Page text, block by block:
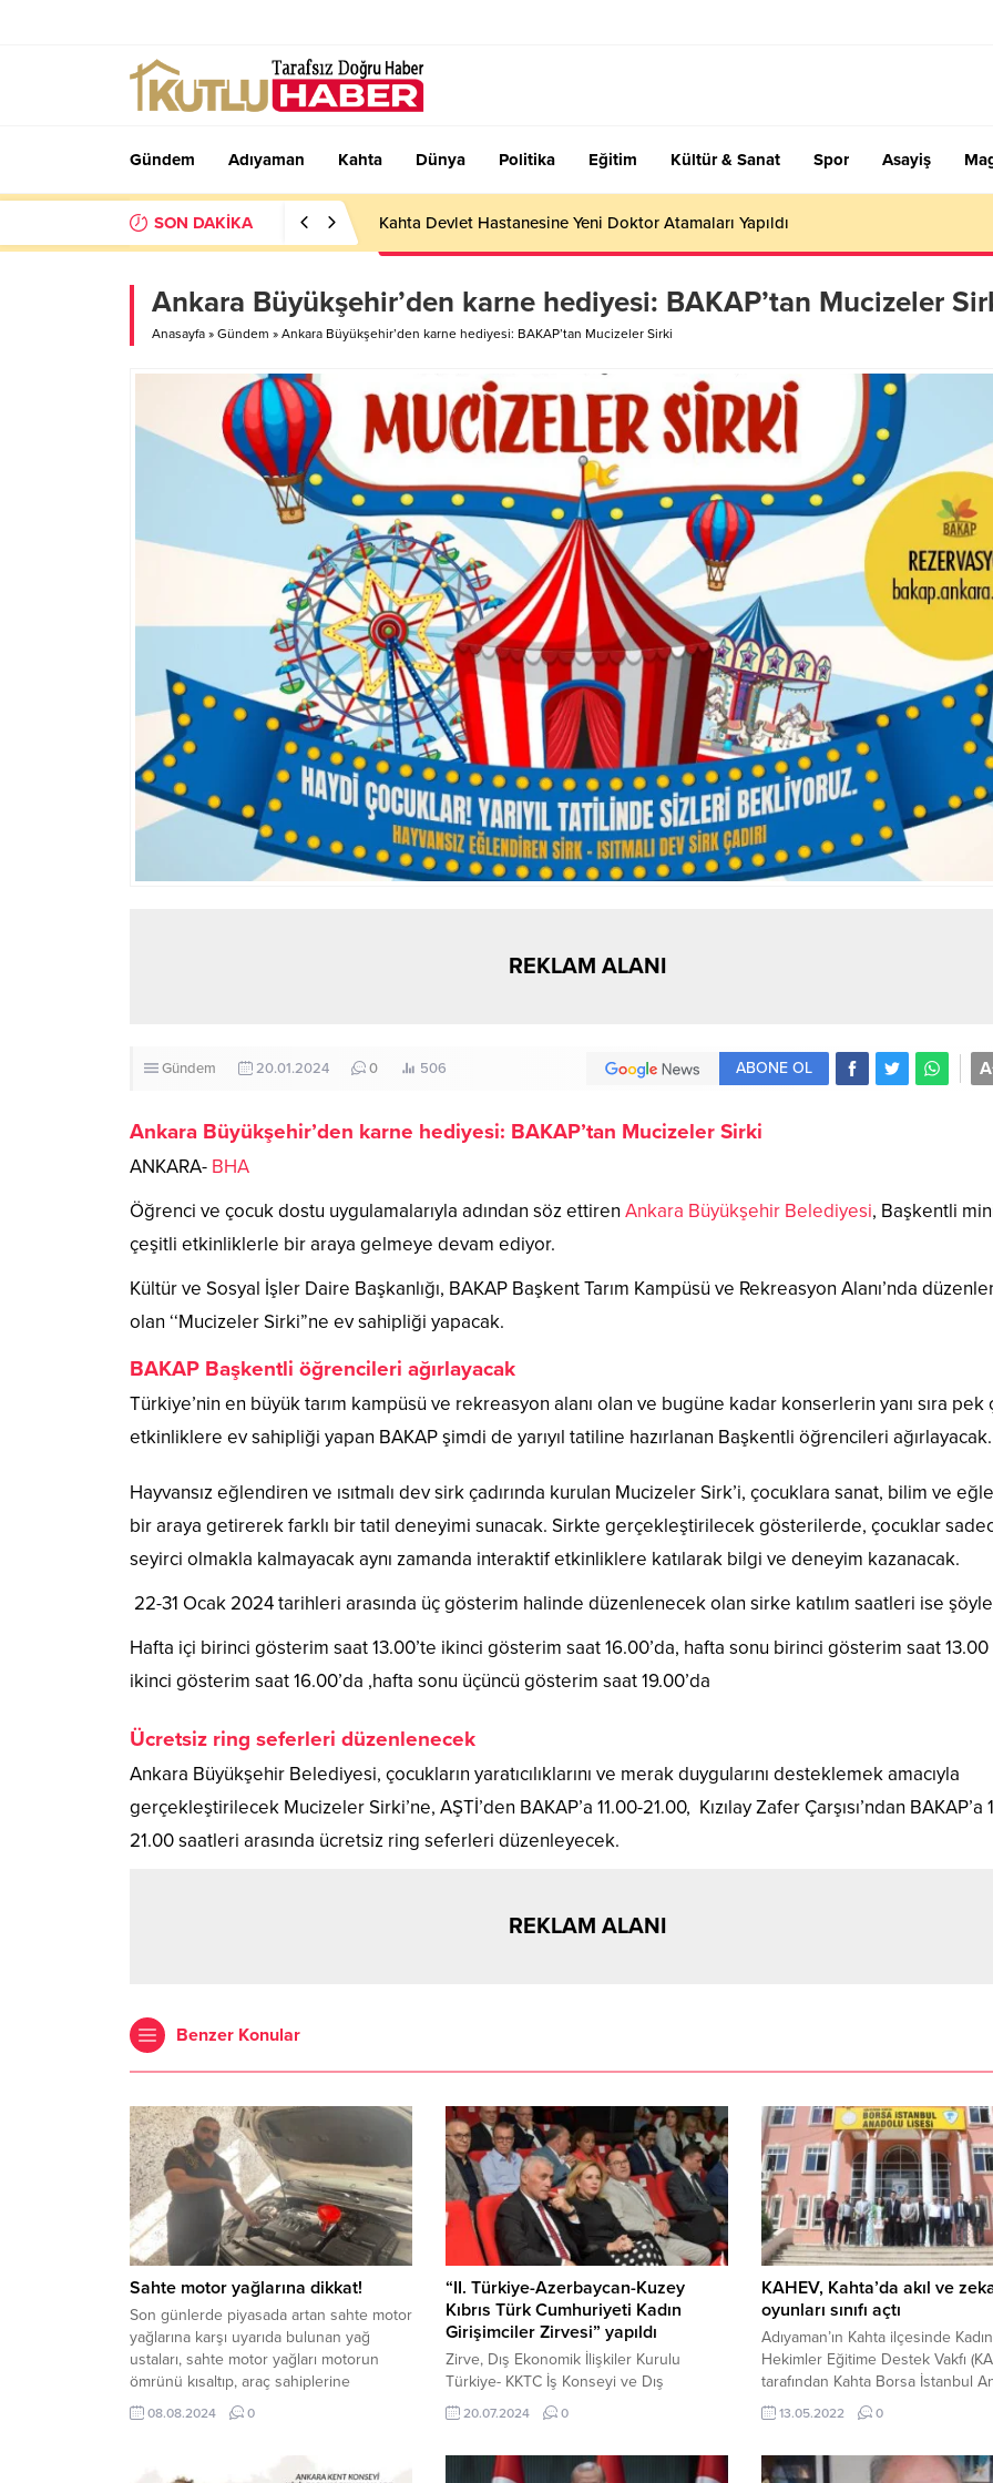
Gündem Adıyaman Kahta Dünya Politika Eğitim Kültür & Sanat Spor Asayiş
SON DAKİKA Kahta Devlet Hastanesine Yeni Doktor Atamaları Yapıldı
Ankara Büyükşehir’den karne hediyesi: BAKAP’tan Mucizeler
Anasayfa » Gündem » Ankara Büyükşehir’den karne hediyesi: BAKAP’tan Mucizeler Sirki
REKLAM ALANI
Gündem 20.01.2024 0 506 A
ABONE OL
Ankara Büyükşehir’den karne hediyesi: BAKAP’tan Mucizeler Sirki
ANKARA- BHA
Öğrenci ve çocuk dostu uygulamalarıyla adından söz ettiren Ankara Büyükşehir Belediyesi, Başkentli
çeşitli etkinliklerle bir araya gelmeye devam ediyor.
Kültür ve Sosyal İşler Daire Başkanlığı, BAKAP Başkent Tarım Kampüsü ve Rekreasyon Alanı’nda
olan ‘‘Mucizeler Sirki”ne ev sahipliği yapacak.
BAKAP Başkentli öğrencileri ağırlayacak
Türkiye’nin en büyük tarım kampüsü ve rekreasyon alanı olan ve bugüne kadar konserlerin yanı sıra pek
etkinliklere ev sahipliği yapan BAKAP şimdi de yarıyıl tatiline hazırlanan Başkentli öğrencileri ağırlayacak.
Hayvansız eğlendiren ve ısıtmalı dev sirk çadırında kurulan Mucizeler Sirk’i, çocuklara sanat, bilim ve
bir araya getirerek farklı bir tatil deneyimi sunacak. Sirkte gerçekleştirilecek gösterilerde, çocuklar
seyirci olmakla kalmayacak aynı zamanda interaktif etkinliklere katılarak bilgi ve deneyim kazanacak.
22-31 Ocak 2024 tarihleri arasında üç gösterim halinde düzenlenecek olan sirke katılım saatleri ise
Hafta içi birinci gösterim saat 13.00’te ikinci gösterim saat 16.00’da, hafta sonu birinci gösterim saat 13.00
ikinci gösterim saat 16.00’da ,hafta sonu üçüncü gösterim saat 19.00’da
Ücretsiz ring seferleri düzenlenecek
Ankara Büyükşehir Belediyesi, çocukların yaratıcılıklarını ve merak duygularını desteklemek amacıyla
gerçekleştirilecek Mucizeler Sirki’ne, AŞTİ’den BAKAP’a 11.00-21.00, Kızılay Zafer Çarşısı’ndan BAKAP’a
21.00 saatleri arasında ücretsiz ring seferleri düzenleyecek.
REKLAM ALANI
Benzer Konular
Sahte motor yağlarına dikkat!
Son günlerde piyasada artan sahte motor
yağlarına karşı uyarıda bulunan yağ
ustaları, sahte motor yağları motorun
ömrünü kısaltıp, araç sahiplerine
ekonomik olarak zarar uğrattığını
belirttiler. 8 Ağustos 2024, 21:30
Batman’da 15 yıldır esnaflık...
08.08.2024 0
“II. Türkiye-Azerbaycan-Kuzey
Kıbrıs Türk Cumhuriyeti Kadın
Girişimciler Zirvesi” yapıldı
Zirve, Dış Ekonomik İlişkiler Kurulu
Türkiye- KKTC İş Konseyi ve Dış
Ekonomik İlişkiler Kurulu Türkiye-
Azerbaycan İş Konseyi iş birliğinde,
Girişimciler Konseyi ve Azerbaycan
20.07.2024 0
KAHEV, Kahta’da akıl ve
oyunları sınıfı açtı
Adıyaman’ın Kahta ilçesinde Kadın
Hekimler Eğitime Destek Vakfı
tarafından Kahta Borsa İstanbul
Lisesi’nde yaptırılan akıl ve zeka
sınıfının açılışı yapıldı. Ege
Hekimler Eğitime Destek Vakfı
13.05.2022 0